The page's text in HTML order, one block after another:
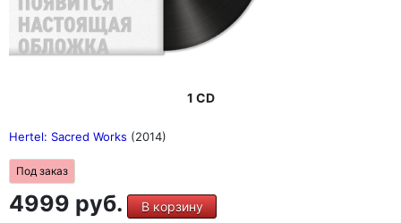
1 CD
Hertel: Sacred Works (2014)
Под заказ
4999 руб. В корзину